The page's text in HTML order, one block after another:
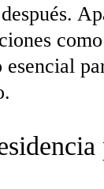
esencial